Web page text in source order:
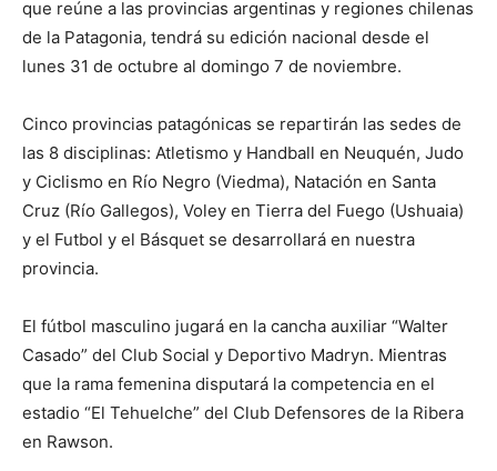
que reúne a las provincias argentinas y regiones chilenas
de la Patagonia, tendrá su edición nacional desde el
lunes 31 de octubre al domingo 7 de noviembre.
Cinco provincias patagónicas se repartirán las sedes de
las 8 disciplinas: Atletismo y Handball en Neuquén, Judo
y Ciclismo en Río Negro (Viedma), Natación en Santa
Cruz (Río Gallegos), Voley en Tierra del Fuego (Ushuaia)
y el Futbol y el Básquet se desarrollará en nuestra
provincia.
El fútbol masculino jugará en la cancha auxiliar “Walter
Casado” del Club Social y Deportivo Madryn. Mientras
que la rama femenina disputará la competencia en el
estadio “El Tehuelche” del Club Defensores de la Ribera
en Rawson.